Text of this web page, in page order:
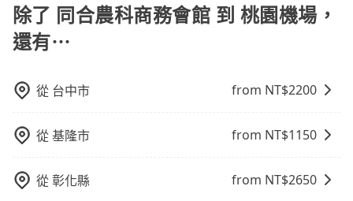
也可參考tripool的拼車共乘服務，最多可再節省50%的
交通費用。
且下高鐵後還需轉搭其他接駁方式抵達機場，對於入、
出境需攜帶大量行李的旅客並不方便。價格也會因您出
發的縣市而有所不同。 總體而言，到機場的最佳交通方
並根據自己的需要選擇最方便和經濟實惠的交通方式。
1小時到機場已經綽綽有餘了。對於國際航線入境旅客來
說，如持有自動通關護照，通常30~40分鐘即可領完行
李出關，而外籍旅客則可能需要60~90分鐘的時間，建
時。但如果是國內航線的旅客，預約班機落地後30分鐘
都很順暢，但如果你搭機的時間是白天、剛好是上下班
尖峰時段、甚至連假前後，那最好再額外多加半小時的
緩衝時間。
除了 同合農科商務會館 到 桃園機場，
還有⋯
從 台中市 from NT$2200
從基隆市 from NT$1150
從彰化縣 from NT$2650